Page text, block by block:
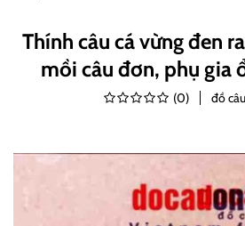
Thính câu cá vừng đen
mồi câu đơn, phụ gia
(0) đồ